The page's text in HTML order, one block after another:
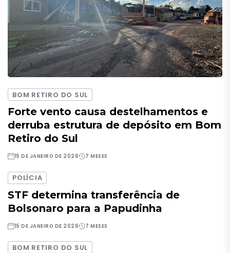
BOM RETIRO DO SUL
Forte vento causa destelhamentos e
derruba estrutura de depósito em Bom
Retiro do Sul
15 DE JANEIRO DE 2026 7 MESES
POLÍCIA
STF determina transferência de
Bolsonaro para a Papudinha
15 DE JANEIRO DE 2026 7 MESES
BOM RETIRO DO SUL